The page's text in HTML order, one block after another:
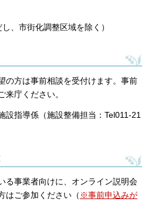
、市街化調整区域を除く）
の方は事前相談を受付けます。事前
来庁ください。
設指導係（施設整備担当：Tel011-21
る事業者向けに、オンライン説明会
はご参加ください（ ※事前申込みが